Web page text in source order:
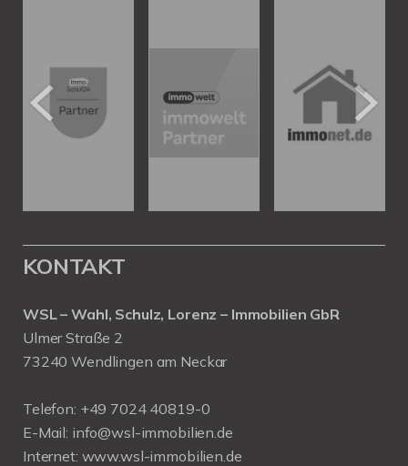
KONTAKT
WSL – Wahl, Schulz, Lorenz – Immobilien GbR
Ulmer Straße 2
73240 Wendlingen am Neckar
Telefon: +49 7024 40819-0
E-Mail: info@wsl-immobilien.de
Internet: www.wsl-immobilien.de